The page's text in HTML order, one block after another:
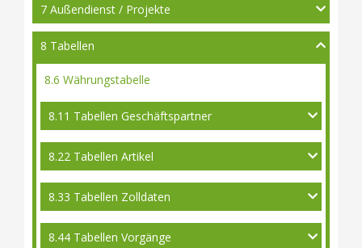
7 Außendienst / Projekte
8 Tabellen
8.6 Währungstabelle
8.11 Tabellen Geschäftspartner
8.22 Tabellen Artikel
8.33 Tabellen Zolldaten
8.44 Tabellen Vorgänge